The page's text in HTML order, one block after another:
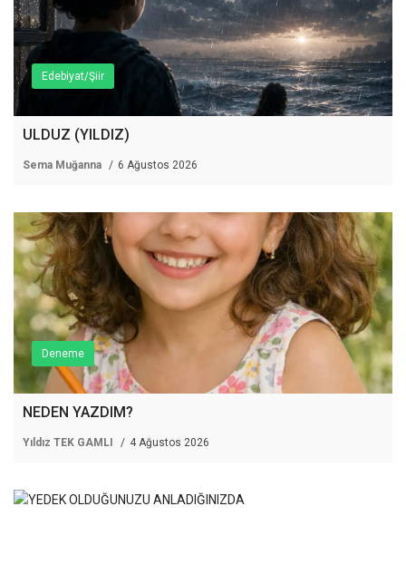
Edebiyat/Şiir
ULDUZ (YILDIZ)
Sema Muğanna 6 Ağustos 2026
Deneme
NEDEN YAZDIM?
Yıldız TEK GAMLI 4 Ağustos 2026